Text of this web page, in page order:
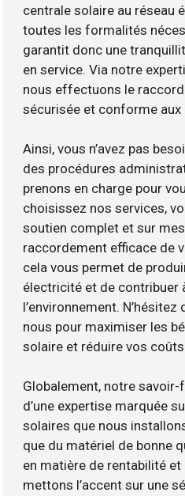
centrale solaire au réseau
toutes les formalités
garantit donc une
en service. Via notre
nous effectuons le
sécurisée et conforme
Ainsi, vous n’avez pas
des procédures
prenons en charge pour
choisissez nos services,
soutien complet et sur
raccordement efficace de
cela vous permet de
électricité et de contribuer
l’environnement.
nous pour maximiser les
solaire et réduire vos
Globalement, notre savoir-
d’une expertise marquée
solaires que nous
que du matériel de bonne
en matière de rentabilité et
mettons l’accent sur une